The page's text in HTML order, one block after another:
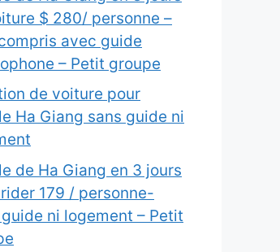
$ 280/ personne –
avec guide
– Petit groupe
de voiture pour
Ha Giang sans guide ni
de Ha Giang en 3 jours
179 / personne-
guide ni logement – Petit